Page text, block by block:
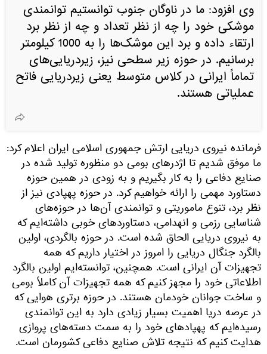
وی افزود: ما در ناوگان جنوب توانستیم توانمندی
موشکی خود را چه از نظر تعداد و چه از نظر برد
ارتقاء داده و برد این موشک‌ها را به 1000 کیلومتر
برسانیم. در حوزه زیر سطحی نیز، زیردریایی‌های
تماماً ایرانی در کلاس متوسط یعنی زیردریایی فاتح
عملیاتی هستند.
فرمانده نیروی دریایی ارتش جمهوری اسلامی ایران اعلام کرد:‌
ما موفق شدیم تا اژدرهای بومی دو منظوره تولید شده در
صنایع دفاعی را به کار بگیریم و به زودی در همین حوزه
دستاورد مهمی را ارائه خواهیم کرد. در حوزه پهپادی نیز از
نظر برد، تنوع ماموریتی و توانمندی آن‌ها در حوزه‌های
شناسایی رزمی و انهدامی، دستاوردهای خوبی داشته‌ایم که
به نیروی دریایی الحاق شده است. در حوزه بالگردی، اولین
بالگرد جنگال دریایی را امروز در اختیار داریم که همه
تجهیزات آن ایرانی است. همچنین، توانسته‌ایم اولین بالگرد
اطلاعاتی خود را مجهز کنیم که همه تجهیزات آن کاملاً بومی
و ساخت جوانان خودمان هستند. در حوزه برتری هوایی که
در عرصه دریا اهمیت بسیار زیادی دارد به این توانمندی
رسیده‌ایم که پهپادهای خود را به سمت دسته‌های پروازی
هدایت کنیم که نتیجه تلاش صنایع دفاعی کشورمان است.